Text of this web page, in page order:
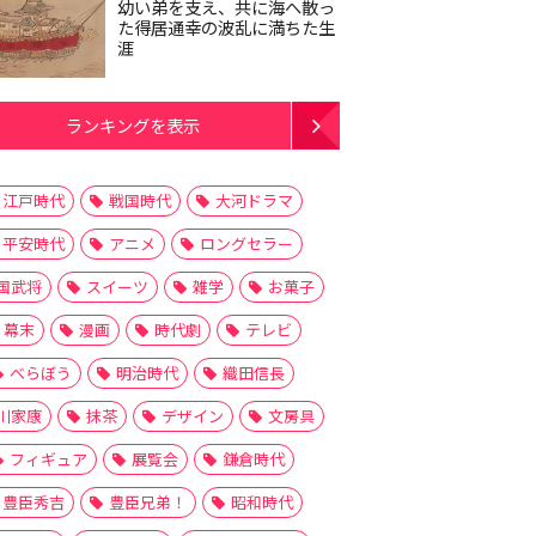
幼い弟を支え、共に海へ散っ
た得居通幸の波乱に満ちた生
涯
ランキングを表示
江戸時代 戦国時代
大河ドラマ
平安時代
アニメ
ロングセラー
武将
スイーツ 雑学
お菓子
幕末
漫画 時代劇
テレビ
べらぼう
明治時代
織田信長
家康
抹茶 デザイン
文房具
フィギュア
展覧会
鎌倉時代
豊臣秀吉
豊臣兄弟！
昭和時代